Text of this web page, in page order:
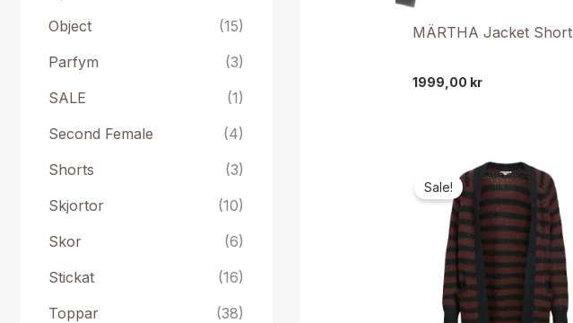
Object
(15)
Parfym
(3)
SALE
(1)
Second Female
(4)
Shorts
(3)
Skjortor
(10)
Skor
(6)
Stickat
(16)
Toppar
(38)
MÄRTHA Jacket Short
1999,00 kr
Sale!